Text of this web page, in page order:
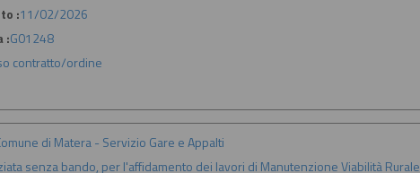
:11/02/2026
:G01248
contratto/ordine
di Matera - Servizio Gare e Appalti
senza bando, per l'affidamento dei lavori di Manutenzione Viabilità Rurale